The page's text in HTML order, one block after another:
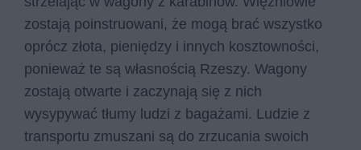
zostają poinstruowani, że mogą brać wszystko
oprócz złota, pieniędzy i innych kosztowności,
ponieważ te są własnością Rzeszy. Wagony
zostają otwarte i zaczynają się z nich
wysypywać tłumy ludzi z bagażami. Ludzie z
transportu zmuszani są do zrzucania swoich